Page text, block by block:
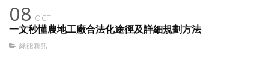
08 OCT
一文秒懂農地工廠合法化途徑及詳細規劃方法
綠能新訊